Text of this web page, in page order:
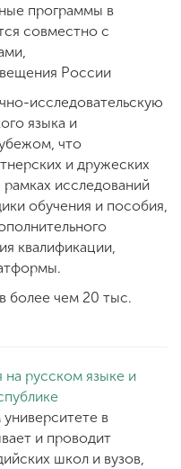
программы в
совместно с
России
исследовательскую
языка и
что
и дружеских
исследований
обучения и пособия,
квалификации,
более чем 20 тыс.
на русском языке и
в
и проводит
школ и вузов,